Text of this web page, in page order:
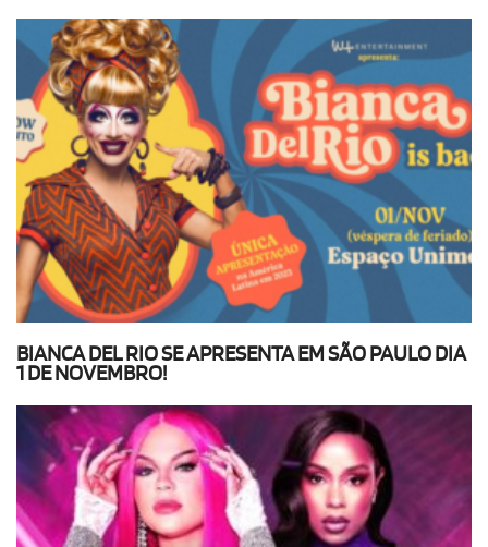
BIANCA DEL RIO SE APRESENTA EM SÃO PAULO DIA
1 DE NOVEMBRO!